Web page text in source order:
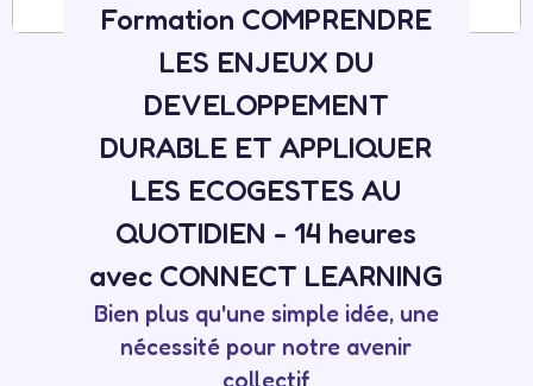
Formation COMPRENDRE
LES ENJEUX DU
DEVELOPPEMENT
DURABLE ET APPLIQUER
LES ECOGESTES AU
QUOTIDIEN - 14 heures
avec CONNECT LEARNING
Bien plus qu'une simple idée, une
nécessité pour notre avenir
collectif